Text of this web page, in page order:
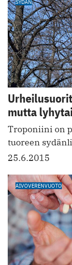
SYDÄN
mutta
Troponiini on
tuoreen
25.6.2015
AIVOVERENVUOTO